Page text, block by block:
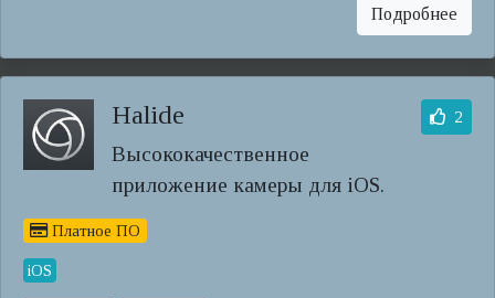
Подробнее
Halide
Высококачественное
приложение камеры для iOS.
2
Платное ПО
iOS